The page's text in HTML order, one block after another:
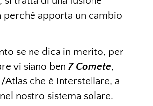
perché apporta un cambio
se ne dica in merito, per
vi siano ben 7 Comete,
Atlas che è Interstellare, a
nostro sistema solare.